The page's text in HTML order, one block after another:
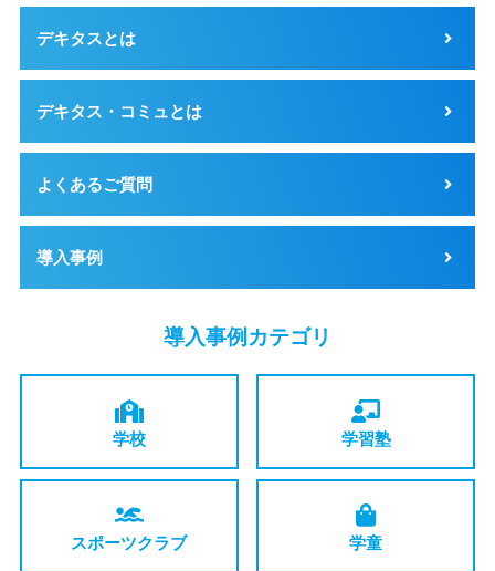
デキタスとは
デキタス・コミュとは
よくあるご質問
導入事例
導入事例カテゴリ
学校 学習塾
スポーツクラブ 学童